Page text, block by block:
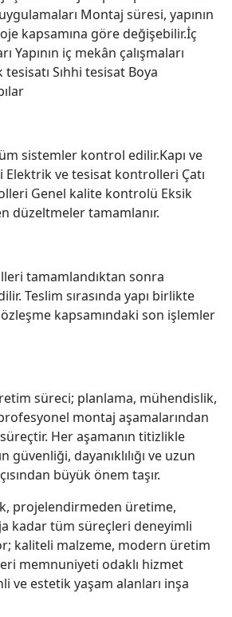
Montaj süresi, yapının
kapsamına göre değişebilir.İç
Yapının iç mekân çalışmaları
Sıhhi tesisat Boya
sistemler kontrol edilir.Kapı ve
ve tesisat kontrolleri Çatı
Genel kalite kontrolü Eksik
düzeltmeler tamamlanır.
tamamlandıktan sonra
Teslim sırasında yapı birlikte
kapsamındaki son işlemler
süreci; planlama, mühendislik,
montaj aşamalarından
Her aşamanın titizlikle
güvenliği, dayanıklılığı ve uzun
büyük önem taşır.
projelendirmeden üretime,
kadar tüm süreçleri deneyimli
kaliteli malzeme, modern üretim
memnuniyeti odaklı hizmet
ve estetik yaşam alanları inşa